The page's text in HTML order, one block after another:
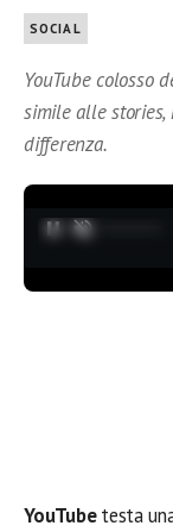
SOCIAL
YouTube colosso
simile alle
differenza.
YouTubetesta